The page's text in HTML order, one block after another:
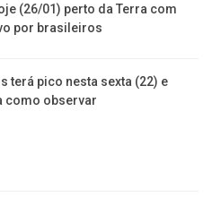
(26/01) perto da Terra com
por brasileiros
terá pico nesta sexta (22) e
como observar